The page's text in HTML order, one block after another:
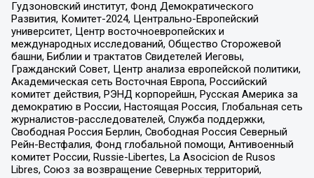
Гудзоновский институт, Фонд Демократического
Развития, Комитет-2024, Центрально-Европейский
университет, Центр восточноевропейских и
международных исследований, Общество Сторожевой
башни, Библии и трактатов Свидетелей Иеговы,
Гражданский Совет, Центр анализа европейской политики,
Академическая сеть Восточная Европа, Российский
комитет действия, РЭНД корпорейшн, Русская Америка за
демократию в России, Настоящая Россия, Глобальная сеть
журналистов-расследователей, Служба поддержки,
Свободная Россия Берлин, Свободная Россия Северный
Рейн-Вестфалия, Фонд глобальной помощи, Антивоенный
комитет России, Russie-Libertes, La Asocicion de Rusos
Libres, Союз за возвращение Северных территорий,